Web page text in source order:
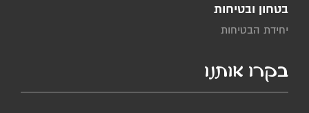
בטחון ובטיחות
יחידת הבטיחות
בקרו אותנו